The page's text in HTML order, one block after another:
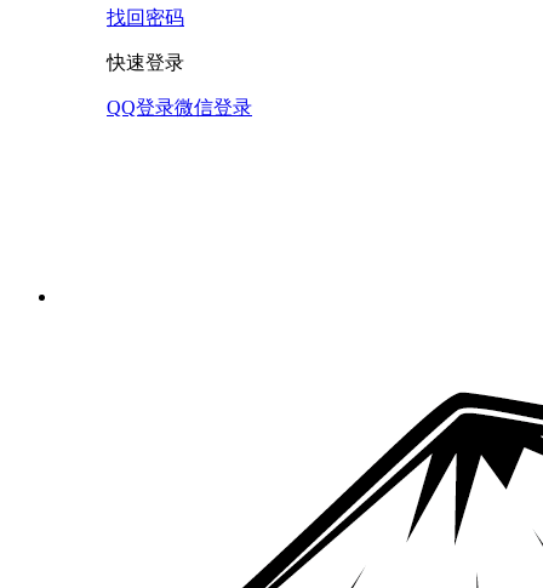
找回密码
快速登录
QQ登录微信登录